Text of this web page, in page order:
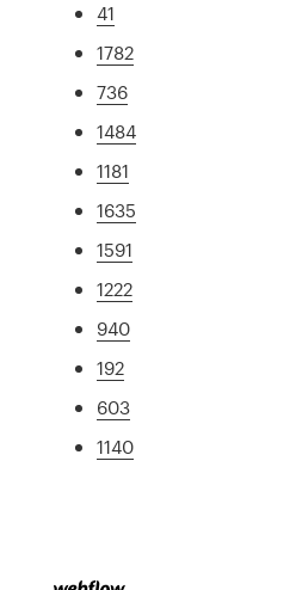
41
1782
736
1484
1181
1635
1591
1222
940
192
603
1140